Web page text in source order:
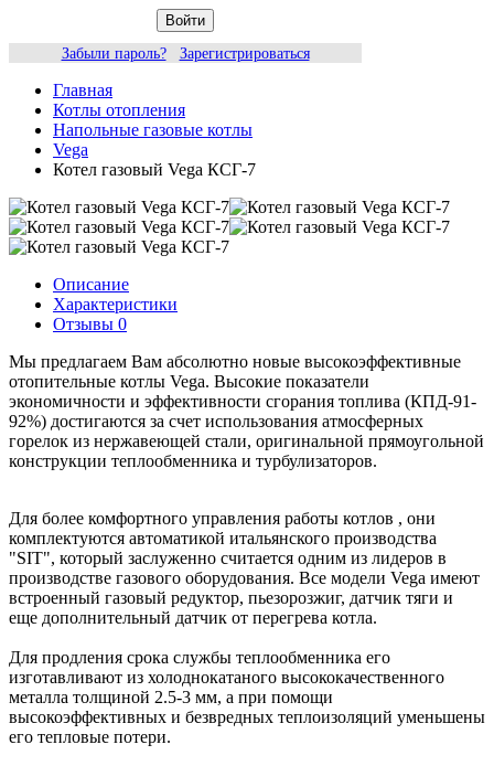
Войти
Забыли пароль?
Зарегистрироваться
Главная
Котлы отопления
Напольные газовые котлы
Vega
Котел газовый Vega КСГ-7
Описание
Характеристики
Отзывы 0
Мы предлагаем Вам абсолютно новые высокоэффективные
отопительные котлы Vega. Высокие показатели
экономичности и эффективности сгорания топлива (КПД-91-
92%) достигаются за счет использования атмосферных
горелок из нержавеющей стали, оригинальной прямоугольной
конструкции теплообменника и турбулизаторов.
Для более комфортного управления работы котлов , они
комплектуются автоматикой итальянского производства
"SIT", который заслуженно считается одним из лидеров в
производстве газового оборудования. Все модели Vega имеют
встроенный газовый редуктор, пьезорозжиг, датчик тяги и
еще дополнительный датчик от перегрева котла.
Для продления срока службы теплообменника его
изготавливают из холоднокатаного высококачественного
металла толщиной 2.5-3 мм, а при помощи
высокоэффективных и безвредных теплоизоляций уменьшены
его тепловые потери.